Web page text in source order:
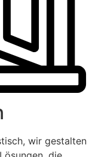
wir gestalten